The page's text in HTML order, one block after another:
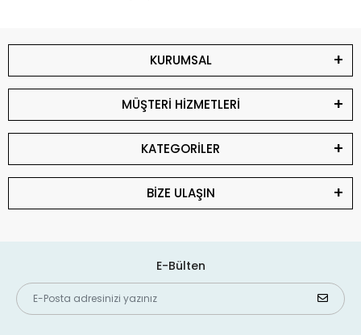
KURUMSAL
MÜŞTERİ HİZMETLERİ
KATEGORİLER
BİZE ULAŞIN
E-Bülten